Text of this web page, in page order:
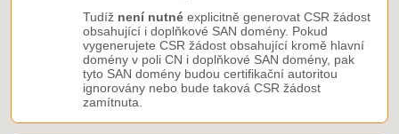
Tudíž není nutné explicitně generovat CSR žádost
obsahující i doplňkové SAN domény. Pokud
vygenerujete CSR žádost obsahující kromě hlavní
domény v poli CN i doplňkové SAN domény, pak
tyto SAN domény budou certifikační autoritou
ignorovány nebo bude taková CSR žádost
zamítnuta.